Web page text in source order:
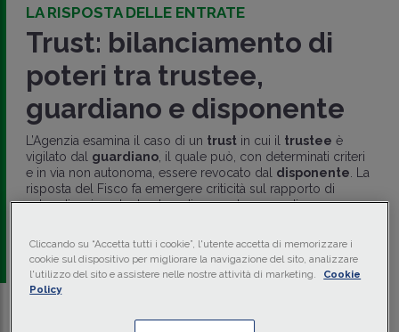
LA RISPOSTA DELLE ENTRATE
Trust: bilanciamento di
poteri tra trustee,
guardiano e disponente
L’Agenzia esamina il caso di un trustin cui il trustee è
vigilato dal guardiano, il quale può, con determinati criteri
e in via non autonoma, essere revocato dal disponente . La
risposta del Fisco fa emergere criticità sul rapporto di
subordinazione tra trustee, disponente e guardiano.
Partner Bertoncello BPA
Ascolta la news
Cliccando su “Accetta tutti i cookie”, l'utente accetta di memorizzare i
cookie sul dispositivo per migliorare la navigazione del sito, analizzare
l'utilizzo del sito e assistere nelle nostre attività di marketing.
Cookie
Policy